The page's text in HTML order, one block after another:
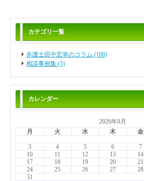
カテゴリ一覧
弁護士田中宏幸のコラム (100)
相談事例集 (5)
カレンダー
2026年8月
月
火 水 木 金
3
4 5 6 7
10
11 12 13 14
17
18 19 20 21
24
25 26 27 28
31